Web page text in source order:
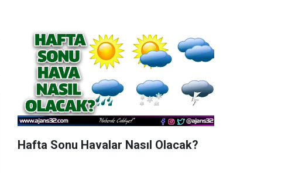
Hafta Sonu Havalar Nasıl Olacak?